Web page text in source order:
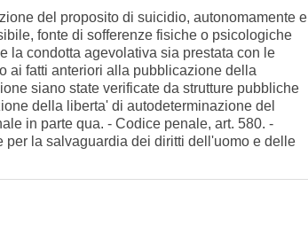
del proposito di suicidio, autonomamente e
fonte di sofferenze fisiche o psicologiche
la condotta agevolativa sia prestata con le
ai fatti anteriori alla pubblicazione della
siano state verificate da strutture pubbliche
della liberta' di autodeterminazione del
in parte qua. - Codice penale, art. 580. -
per la salvaguardia dei diritti dell'uomo e delle